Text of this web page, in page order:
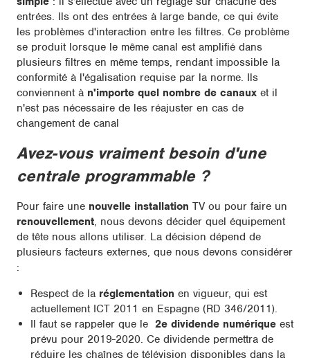
entrées. Ils ont des entrées à large bande, ce qui évite
les problèmes d'interaction entre les filtres. Ce problème
se produit lorsque le même canal est amplifié dans
plusieurs filtres en même temps, rendant impossible la
conformité à l'égalisation requise par la norme. Ils
conviennent à n'importe quel nombre de canaux et il
n'est pas nécessaire de les réajuster en cas de
changement de canal
Avez-vous vraiment besoin d'une
centrale programmable ?
Pour faire une nouvelle installation TV ou pour faire un
renouvellement, nous devons décider quel équipement
de tête nous allons utiliser. La décision dépend de
plusieurs facteurs externes, que nous devons considérer
:
Respect de la réglementation en vigueur, qui est
actuellement ICT 2011 en Espagne (RD 346/2011).
Il faut se rappeler que le 2e dividende numérique est
prévu pour 2019-2020. Ce dividende permettra de
réduire les chaînes de télévision disponibles dans la